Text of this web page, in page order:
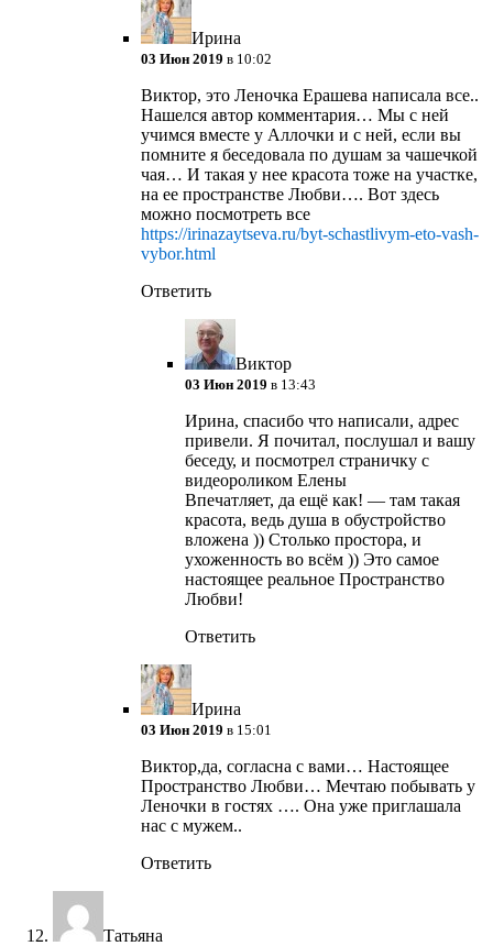
Ирина
03 Июн 2019 в 10:02
Виктор, это Леночка Ерашева написала все..
Нашелся автор комментария… Мы с ней
учимся вместе у Аллочки и с ней, если вы
помните я беседовала по душам за чашечкой
чая… И такая у нее красота тоже на участке,
на ее пространстве Любви…. Вот здесь
можно посмотреть все
https://irinazaytseva.ru/byt-schastlivym-eto-vash-
vybor.html
Ответить
Виктор
03 Июн 2019 в 13:43
Ирина, спасибо что написали, адрес
привели. Я почитал, послушал и вашу
беседу, и посмотрел страничку с
видеороликом Елены
Впечатляет, да ещё как! — там такая
красота, ведь душа в обустройство
вложена )) Столько простора, и
ухоженность во всём )) Это самое
настоящее реальное Пространство
Любви!
Ответить
Ирина
03 Июн 2019 в 15:01
Виктор,да, согласна с вами… Настоящее
Пространство Любви… Мечтаю побывать у
Леночки в гостях …. Она уже приглашала
нас с мужем..
Ответить
Татьяна